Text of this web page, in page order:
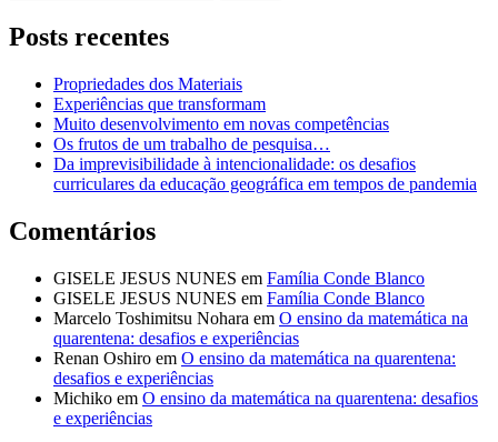
Posts recentes
Propriedades dos Materiais
Experiências que transformam
Muito desenvolvimento em novas competências
Os frutos de um trabalho de pesquisa…
Da imprevisibilidade à intencionalidade: os desafios
curriculares da educação geográfica em tempos de pandemia
Comentários
GISELE JESUS NUNES em Família Conde Blanco
GISELE JESUS NUNES em Família Conde Blanco
Marcelo Toshimitsu Nohara em O ensino da matemática na
quarentena: desafios e experiências
Renan Oshiro em O ensino da matemática na quarentena:
desafios e experiências
Michiko em O ensino da matemática na quarentena: desafios
e experiências